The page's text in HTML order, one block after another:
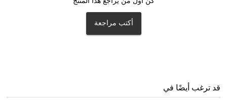
أكتب مراجعة
قد ترغب أيضًا في